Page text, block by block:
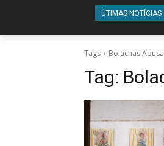
ÚTIMAS NOTÍCIAS
Tags Bolachas
Tag: